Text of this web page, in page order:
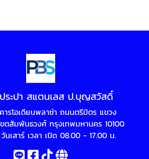
ะปา สแตนเลส ป.บุญสวัสดิ์
ารโอเดียนพลาซ่า ถนนตรีมิตร แขวง
ตสัมพันธวงศ์ กรุงเทพมหานคร 10100
นเสาร์ เวลา เปิด 08.00 - 17.00 น.